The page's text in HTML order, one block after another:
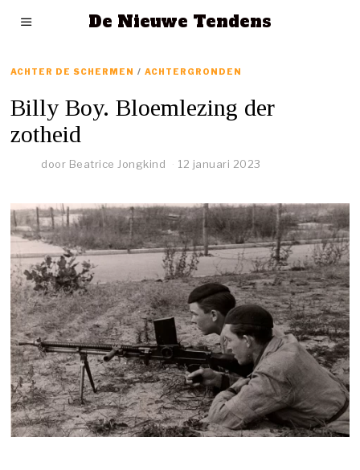
De Nieuwe Tendens
ACHTER DE SCHERMEN / ACHTERGRONDEN
Billy Boy. Bloemlezing der
zotheid
door Beatrice Jongkind 12 januari 2023